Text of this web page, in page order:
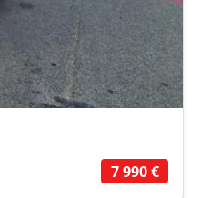
7 990 €